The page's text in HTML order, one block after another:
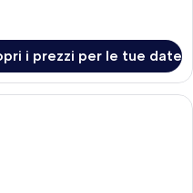
i prezzi per le tue date
d'albergo con un letto